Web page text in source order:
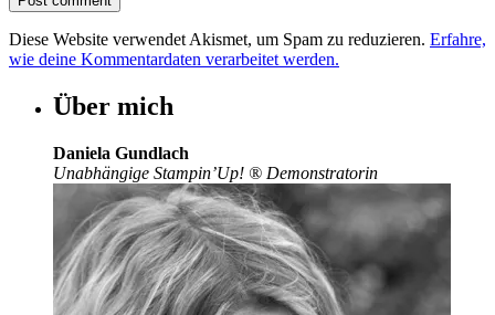
Diese Website verwendet Akismet, um Spam zu reduzieren. Erfahre,
wie deine Kommentardaten verarbeitet werden.
Über mich
Daniela Gundlach
Unabhängige Stampin’Up! ® Demonstratorin